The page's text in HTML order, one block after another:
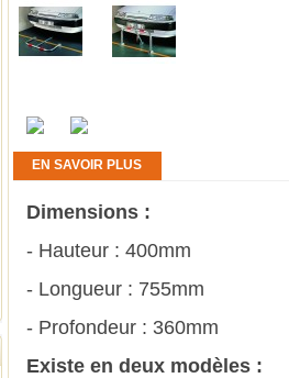
EN SAVOIR PLUS
Dimensions :
- Hauteur : 400mm
- Longueur : 755mm
- Profondeur : 360mm
Existe en deux modèles :